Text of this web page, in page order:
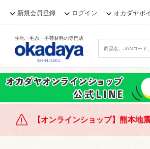
新規会員登録 ログイン オカダヤポ
生地・毛糸・手芸材料の専門店
【オンラインショップ】熊本地